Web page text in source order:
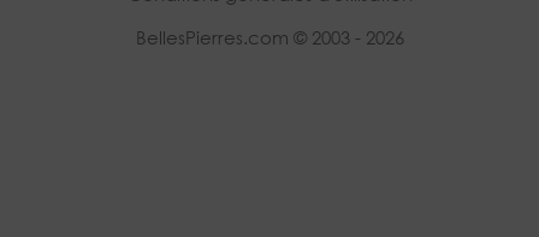
BellesPierres.com © 2003 - 2026